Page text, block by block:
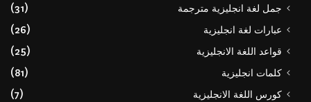
جمل لغة انجليزية مترجمة
(31)
عبارات لغة انجليزية
(26)
قواعد اللغة الانجليزية
(25)
كلمات انجليزية
(81)
كورس اللغة الانجليزية
(7)